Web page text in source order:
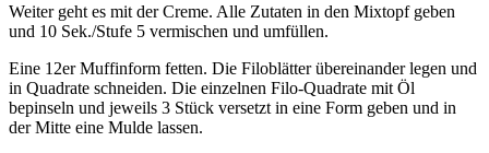
Weiter geht es mit der Creme. Alle Zutaten in den Mixtopf geben
und 10 Sek./Stufe 5 vermischen und umfüllen.
Eine 12er Muffinform fetten. Die Filoblätter übereinander legen und
in Quadrate schneiden. Die einzelnen Filo-Quadrate mit Öl
bepinseln und jeweils 3 Stück versetzt in eine Form geben und in
der Mitte eine Mulde lassen.